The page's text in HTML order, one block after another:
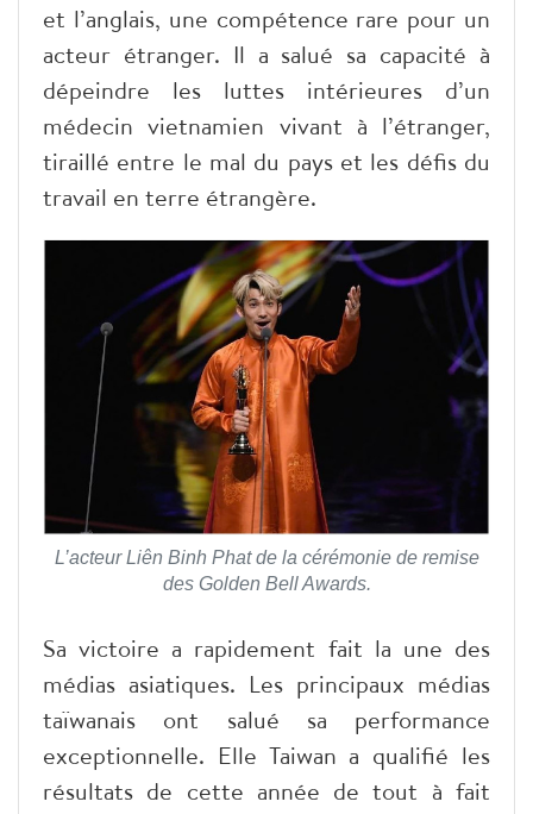
et l’anglais, une compétence rare pour un
acteur étranger. Il a salué sa capacité à
dépeindre les luttes intérieures d’un
médecin vietnamien vivant à l’étranger,
tiraillé entre le mal du pays et les défis du
travail en terre étrangère.
L’acteur Liên Binh Phat de la cérémonie de remise
des Golden Bell Awards.
Sa victoire a rapidement fait la une des
médias asiatiques. Les principaux médias
taïwanais ont salué sa performance
exceptionnelle. Elle Taiwan a qualifié les
résultats de cette année de tout à fait